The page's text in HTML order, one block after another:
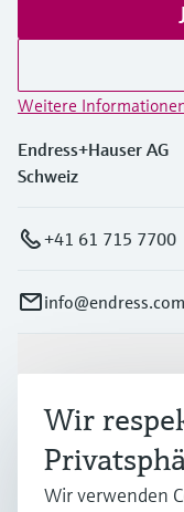
Weitere
Endress+Hauser AG
Schweiz
+41 61 715 7700
info@endress.com
Produkte &
Branchen
Wir
Wir verwenden